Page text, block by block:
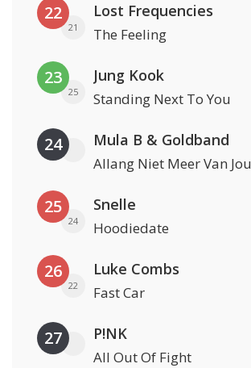
22
21
Lost Frequencies
The Feeling
23
25
Jung Kook
Standing Next To You
24 Mula B & Goldband
Allang Niet Meer Van Jou
25
24
Snelle
Hoodiedate
26
22
Luke Combs
Fast Car
27 P!NK
All Out Of Fight